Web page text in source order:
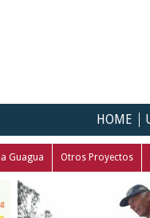
HOME
Guagua Otros Proyectos